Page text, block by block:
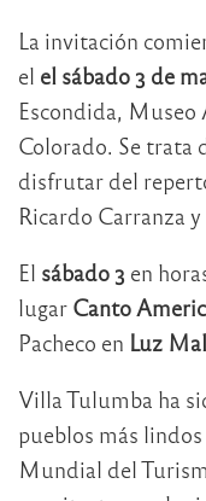
La invitación
el el sábado 3 de
Escondida, Museo
Colorado. Se trata
disfrutar del
Ricardo Carranza
El sábado 3 en
lugar Canto
Pacheco en Luz
Villa Tulumba ha
pueblos más
Mundial del